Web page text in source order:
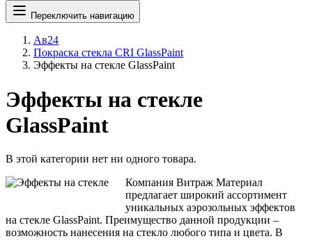
Переключить навигацию
Ав24
Покраска стекла CRI GlassPaint
Эффекты на стекле GlassPaint
Эффекты на стекле
GlassPaint
В этой категории нет ни одного товара.
Компания Витраж Материал
предлагает широкий ассортимент
уникальных аэрозольных эффектов
на стекле GlassPaint. Преимущество данной продукции –
возможность нанесения на стекло любого типа и цвета. В